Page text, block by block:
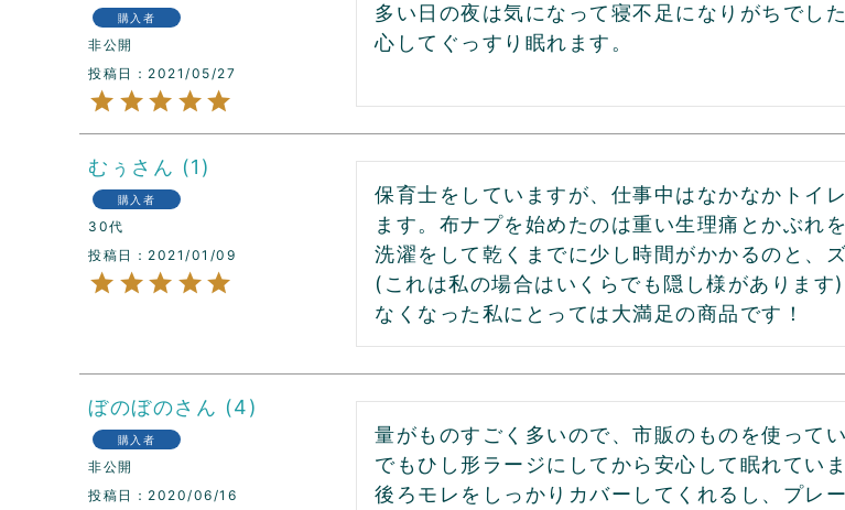
購入者
非公開
投稿日
2021/05/27
多い日の夜は気になって寝不足になりがちでし
むぅ 1
購入者
30代
投稿日
2021/01/09
保育士をしていますが、仕事中はなかなかトイ
ます。布ナプを始めたのは重い生理痛とかぶれ
洗濯をして乾くまでに少し時間がかかるのと、
(これは私の場合はいくらでも隠し様がありま
なくなった私にとっては大満足の商品です！
ぼのぼの 4
購入者
非公開
投稿日
2020/06/16
量がものすごく多いので、市販のものを使って
でもひし形ラージにしてから安心して眠れていま
後ろモレをしっかりカバーしてくれるし、プレ